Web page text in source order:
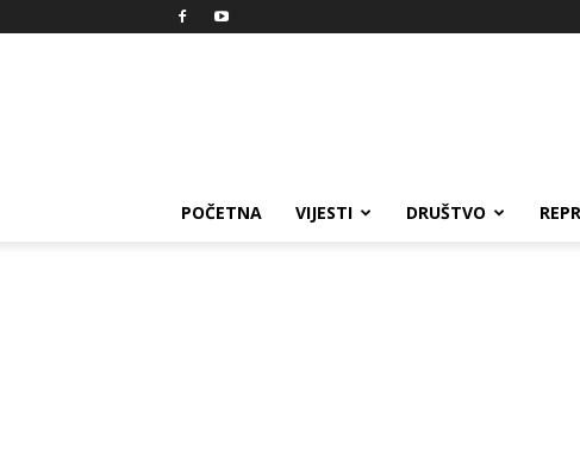
POČETNA VIJESTI DRUŠTVO